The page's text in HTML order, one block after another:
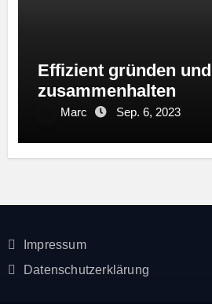
Effizient gründen
zusammenhalten
Marc Sep. 6, 2023
Impressum
Datenschutzerklärung